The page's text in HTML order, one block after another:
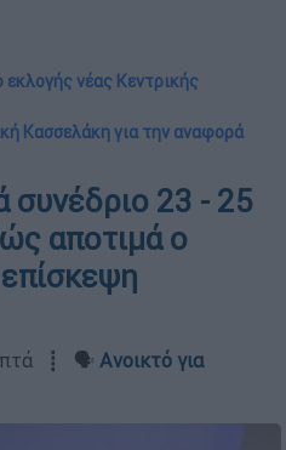
εκλογής νέας Κεντρικής
Κασσελάκη για την αναφορά
συνέδριο 23 - 25
αποτιμά ο
┋ 🗣️ Ανοικτό για